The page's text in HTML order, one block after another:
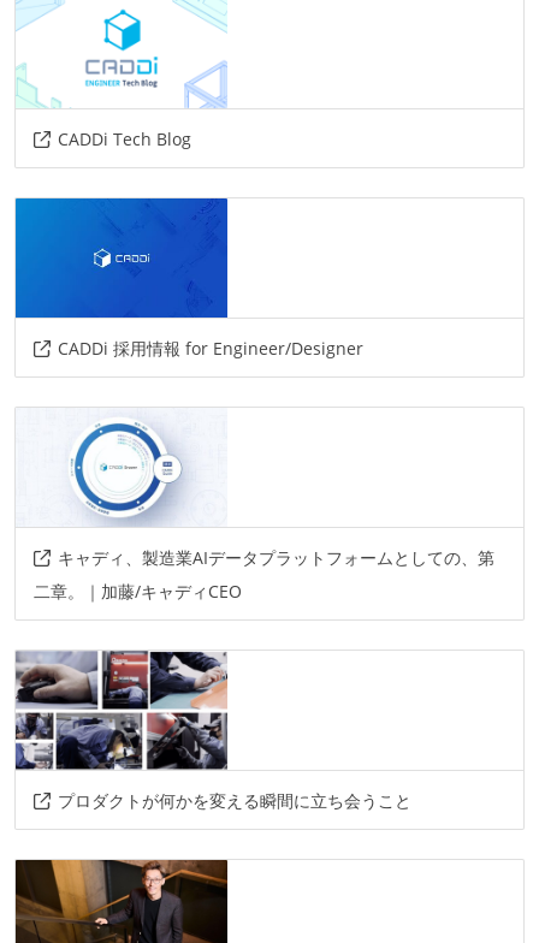
ソースコード管理
プロジェクト管理
github
google-cloud-platform
CADDi Tech Blog
CADDi 採用情報 for Engineer/Designer
キャディ、製造業AIデータプラットフォームとしての、第
二章。｜加藤/キャディCEO
プロダクトが何かを変える瞬間に立ち会うこと